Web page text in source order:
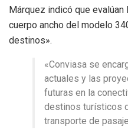
Márquez indicó que
cuerpo ancho del modelo
destinos».
«Conviasa se
actuales y las
futuras en la
destinos turísticos
transporte de